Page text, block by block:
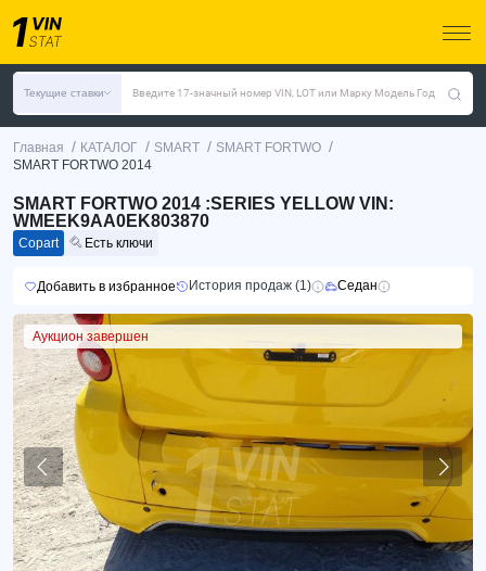
Текущие ставки Введите 17-значный номер VIN, LOT или Марку Модель Год
Главная / КАТАЛОГ / SMART / SMART FORTWO /
SMART FORTWO 2014
SMART FORTWO 2014 :SERIES YELLOW VIN:
WMEEK9AA0EK803870
Copart Есть ключи
Добавить в избранное История продаж (1) Седан
Аукцион завершен